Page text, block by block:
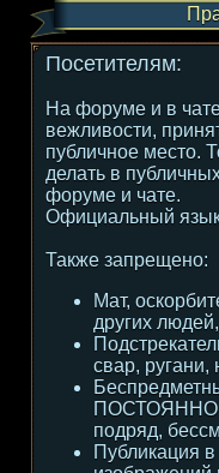
Посетителям:
На форуме и в
вежливости,
публичное место.
делать в
форуме и чате.
Официальный
Также запрещено:
Мат,
других
свар, ругани,
ПОСТОЯННО
подряд,
Публикация